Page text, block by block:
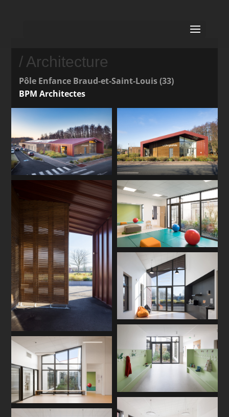
/ Architecture
Pôle Enfance Braud-et-Saint-Louis (33)
BPM Architectes